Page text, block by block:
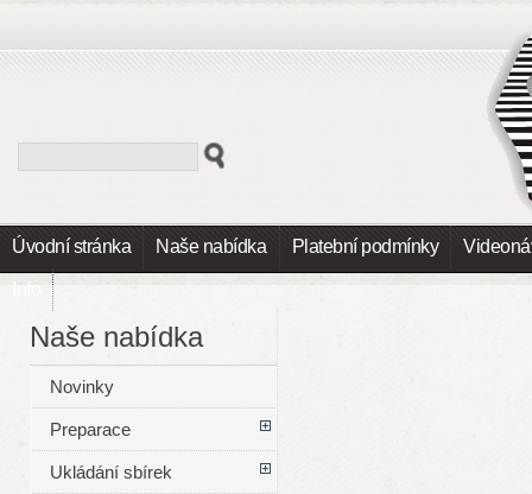
Úvodní stránka Naše nabídka Platební podmínky
Info
Naše nabídka
Novinky
Preparace
Ukládání sbírek